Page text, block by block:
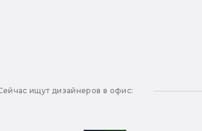
ищут дизайнеров в офис: